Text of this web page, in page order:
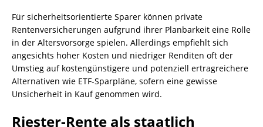
Für sicherheitsorientierte Sparer können private
Rentenversicherungen aufgrund ihrer Planbarkeit eine Rolle
in der Altersvorsorge spielen. Allerdings empfiehlt sich
angesichts hoher Kosten und niedriger Renditen oft der
Umstieg auf kostengünstigere und potenziell ertragreichere
Alternativen wie ETF-Sparpläne, sofern eine gewisse
Unsicherheit in Kauf genommen wird.
Riester-Rente als staatlich